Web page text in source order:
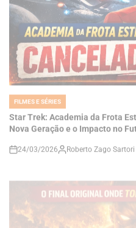
POSTED
IN
FILMES E SÉRIES
Star Trek: Academia da Frota
Nova Geração e o Impacto no
on
24/03/2026 Roberto Zago Sartori